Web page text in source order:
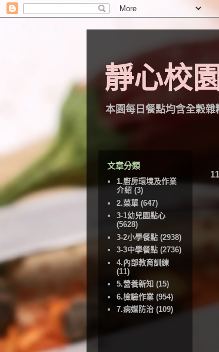
靜心校
本園每日餐點均含全穀
文章分類
1.廚房環境及作業
介紹 (3)
2.菜單 (647)
3-1幼兒園點心
(5628)
3-2小學餐點 (2938)
3-3中學餐點 (2736)
4.內部教育訓練
(11)
5.營養新知 (15)
6.檢驗作業 (954)
7.病媒防治 (109)